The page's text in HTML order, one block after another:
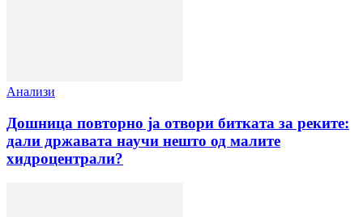
Анализи
Дошница повторно ја отвори битката за реките:
дали државата научи нешто од малите
хидроцентрали?